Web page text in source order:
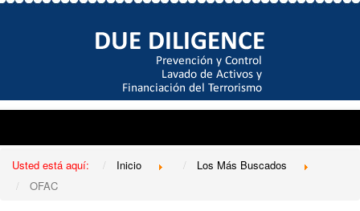
Usted está aquí: Inicio
Los Más Buscados
OFAC